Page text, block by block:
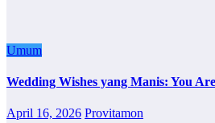
Umum
Wedding Wishes yang Manis: You
April 16, 2026 Provitamon